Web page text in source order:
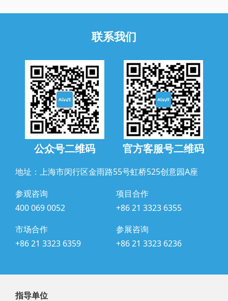
联系我们
公众号二维码 官方客服号二维码
地址：上海市闵行区金雨路55号虹桥525创意园A座
参观咨询
400 069 0052
项目合作
+86 21 3323 6355
市场合作
+86 21 3323 6359
参展咨询
+86 21 3323 6236
指导单位